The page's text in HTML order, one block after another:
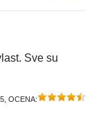
Sve su
, OCENA: